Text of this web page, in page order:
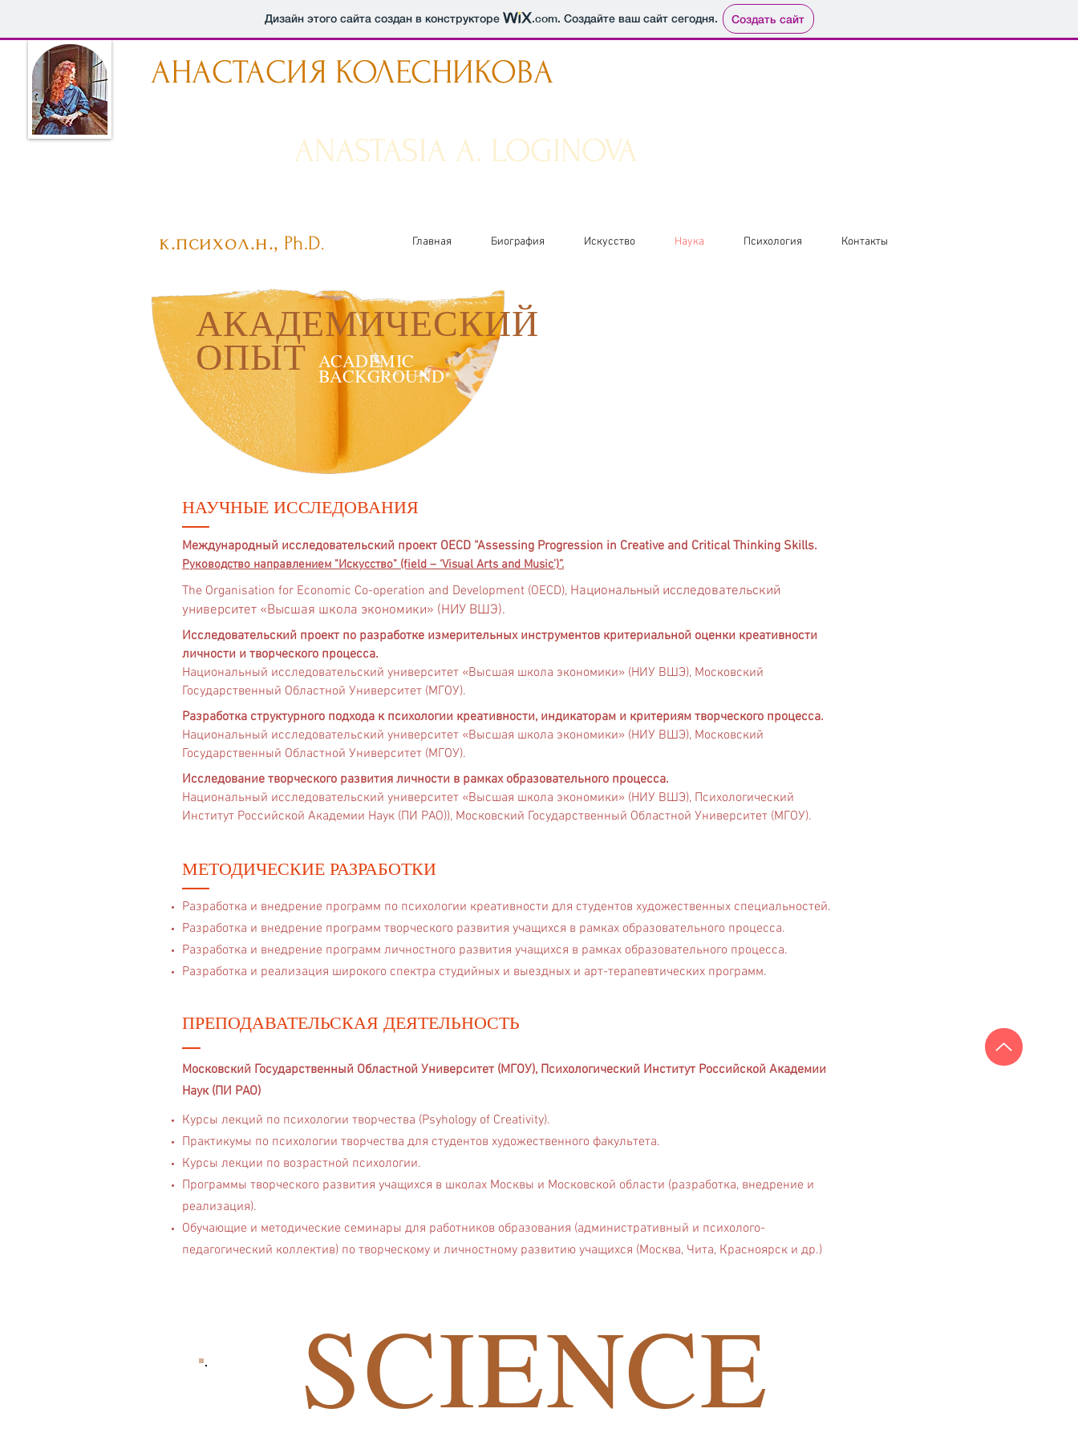
Дизайн этого сайта создан в конструкторе .com. Создайте ваш сайт сегодня. Создать сайт
АНАСТАСИЯ КОЛЕСНИКОВА
ANASTASIA A. LOGINOVA
к.психол.н., Ph.D. Главная Биография Искусство Наука Психология Контакты
АКАДЕМИЧЕСКИЙ
ОПЫТ ACADEMIC
BACKGROUND
SCIENCE
НАУЧНЫЕ ИССЛЕДОВАНИЯ
___
Международный исследовательский проект OECD “Assessing Progression in Creative and Critical Thinking Skills.
Руководство направлением "Искусство" (field – ‘Visual Arts and Music’)”.
The Organisation for Economic Co-operation and Development (OECD), Национальный исследовательский
университет «Высшая школа экономики» (НИУ ВШЭ).
Исследовательский проект по разработке измерительных инструментов критериальной оценки креативности
личности и творческого процесса.
Национальный исследовательский университет «Высшая школа экономики» (НИУ ВШЭ), Московский
Государственный Областной Университет (МГОУ).
Разработка структурного подхода к психологии креативности, индикаторам и критериям творческого процесса.
Национальный исследовательский университет «Высшая школа экономики» (НИУ ВШЭ), Московский
Государственный Областной Университет (МГОУ).
Исследование творческого развития личности в рамках образовательного процесса.
Национальный исследовательский университет «Высшая школа экономики» (НИУ ВШЭ), Психологический
Институт Российской Академии Наук (ПИ РАО)), Московский Государственный Областной Университет (МГОУ).
МЕТОДИЧЕСКИЕ РАЗРАБОТКИ
___
Разработка и внедрение программ по психологии креативности для студентов художественных специальностей.
Разработка и внедрение программ творческого развития учащихся в рамках образовательного процесса.
Разработка и внедрение программ личностного развития учащихся в рамках образовательного процесса.
Разработка и реализация широкого спектра студийных и выездных и арт-терапевтических программ.
ПРЕПОДАВАТЕЛЬСКАЯ ДЕЯТЕЛЬНОСТЬ
Московский Государственный Областной Университет (МГОУ), Психологический Институт Российской Академии
Наук (ПИ РАО)
Курсы лекций по психологии творчества (Psyhology of Creativity).
Практикумы по психологии творчества для студентов художественного факультета.
Курсы лекции по возрастной психологии.
Программы творческого развития учащихся в школах Москвы и Московской области (разработка, внедрение и
реализация).
Обучающие и методические семинары для работников образования (административный и психолого-
педагогический коллектив) по творческому и личностному развитию учащихся (Москва, Чита, Красноярск и др.)